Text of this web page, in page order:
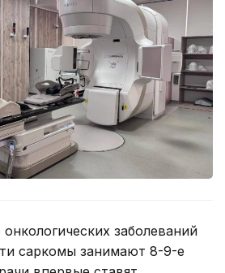
заболеваний
саркомы занимают 8-9-е